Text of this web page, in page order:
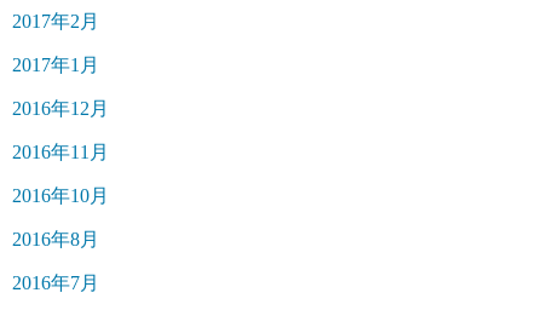
2017年2月
2017年1月
2016年12月
2016年11月
2016年10月
2016年8月
2016年7月